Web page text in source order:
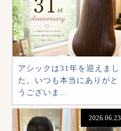
アシックは31年を迎えまし
た。いつも本当にありがと
うございま...
2026.06.23